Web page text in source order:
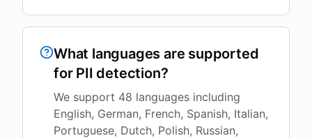
What languages are supported
for PII detection?
We support 48 languages including
English, German, French, Spanish, Italian,
Portuguese, Dutch, Polish, Russian,